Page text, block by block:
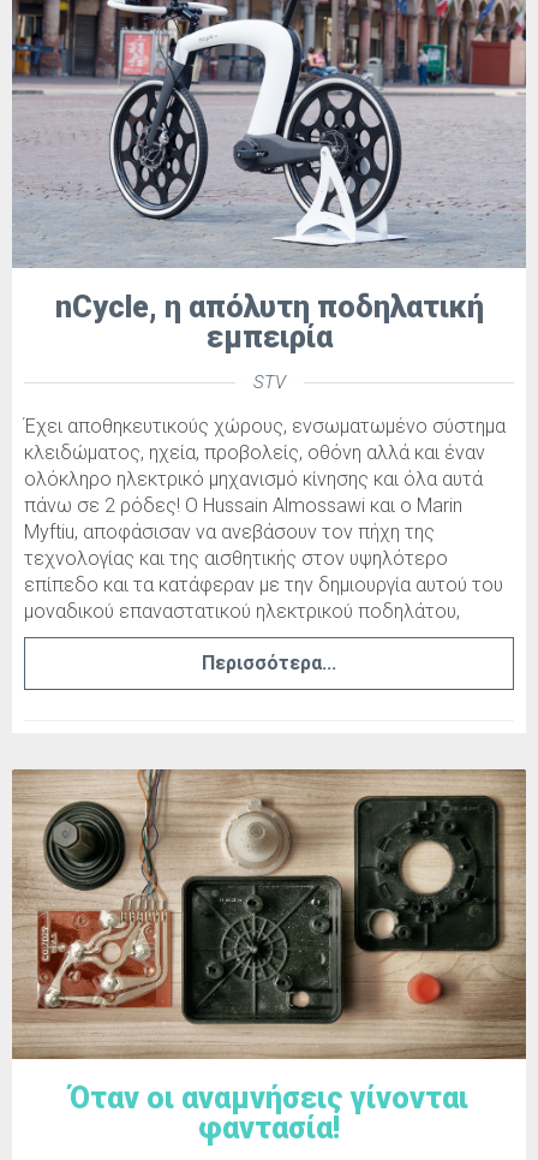
nCycle, η απόλυτη ποδηλατική
εμπειρία
STV
Έχει αποθηκευτικούς χώρους, ενσωματωμένο σύστημα
κλειδώματος, ηχεία, προβολείς, οθόνη αλλά και έναν
ολόκληρο ηλεκτρικό μηχανισμό κίνησης και όλα αυτά
πάνω σε 2 ρόδες! Ο Hussain Almossawi και ο Marin
Myftiu, αποφάσισαν να ανεβάσουν τον πήχη της
τεχνολογίας και της αισθητικής στον υψηλότερο
επίπεδο και τα κατάφεραν με την δημιουργία αυτού του
μοναδικού επαναστατικού ηλεκτρικού ποδηλάτου,
Περισσότερα...
Όταν οι αναμνήσεις γίνονται
φαντασία!